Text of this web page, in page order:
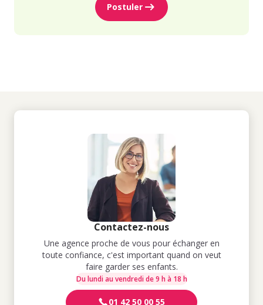
Postuler
Contactez-nous
Une agence proche de vous pour échanger en
toute confiance, c'est important quand on veut
faire garder ses enfants.
Du lundi au vendredi de 9 h à 18 h
01 42 50 00 55